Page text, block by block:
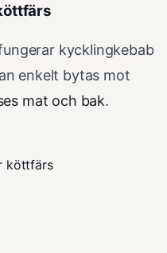
kycklingkebab
enkelt bytas mot
mat och bak.
köttfärs